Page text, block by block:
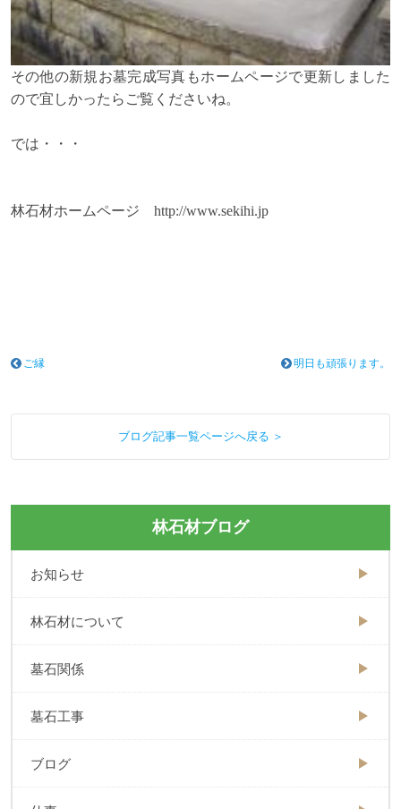
その他の新規お墓完成写真もホームページで更新しました
ので宜しかったらご覧くださいね。
では・・・
林石材ホームページ http://www.sekihi.jp
ご縁 明日も頑張ります。
ブログ記事一覧ページへ戻る ＞
林石材ブログ
お知らせ
林石材について
墓石関係
墓石工事
ブログ